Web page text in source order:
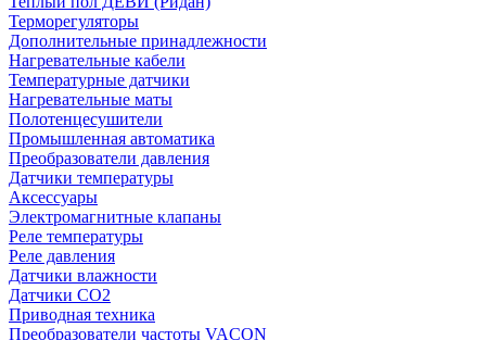
Терморегуляторы
Дополнительные принадлежности
Нагревательные кабели
Температурные датчики
Нагревательные маты
Полотенцесушители
Промышленная автоматика
Преобразователи давления
Датчики температуры
Аксессуары
Электромагнитные клапаны
Реле температуры
Реле давления
Датчики влажности
Датчики CO2
Приводная техника
Преобразователи частоты VACON